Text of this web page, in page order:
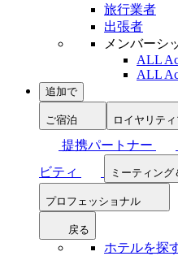
旅行業者
出張者
メンバーシ
ALL
ALL
追加で
ご宿泊 ロイヤリテ
提携パートナー
ビティ
ミーティング
プロフェッショナル
戻る
ホテルを探